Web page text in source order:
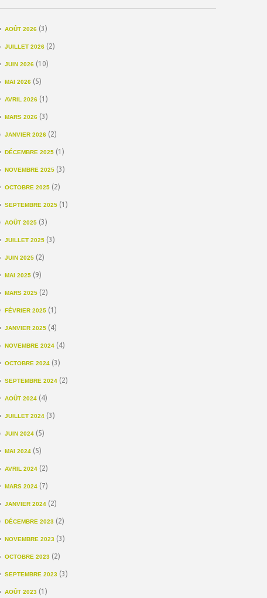
AOÛT 2026 (3)
JUILLET 2026 (2)
JUIN 2026 (10)
MAI 2026 (5)
AVRIL 2026 (1)
MARS 2026 (3)
JANVIER 2026 (2)
DÉCEMBRE 2025 (1)
NOVEMBRE 2025 (3)
OCTOBRE 2025 (2)
SEPTEMBRE 2025 (1)
AOÛT 2025 (3)
JUILLET 2025 (3)
JUIN 2025 (2)
MAI 2025 (9)
MARS 2025 (2)
FÉVRIER 2025 (1)
JANVIER 2025 (4)
NOVEMBRE 2024 (4)
OCTOBRE 2024 (3)
SEPTEMBRE 2024 (2)
AOÛT 2024 (4)
JUILLET 2024 (3)
JUIN 2024 (5)
MAI 2024 (5)
AVRIL 2024 (2)
MARS 2024 (7)
JANVIER 2024 (2)
DÉCEMBRE 2023 (2)
NOVEMBRE 2023 (3)
OCTOBRE 2023 (2)
SEPTEMBRE 2023 (3)
AOÛT 2023 (1)